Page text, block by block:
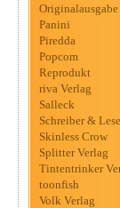
Originalausgabe
Panini
Piredda
Popcom
Reprodukt
riva Verlag
Salleck
Schreiber &
Skinless Crow
Splitter Verlag
Tintentrinker
toonfish
Volk Verlag